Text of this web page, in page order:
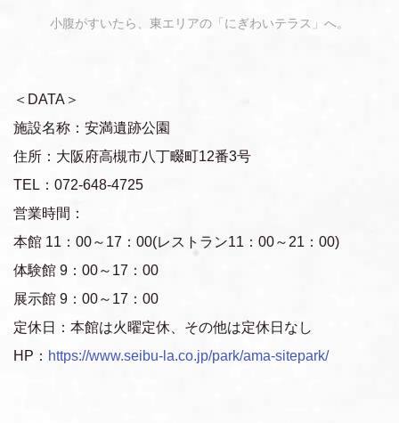
小腹がすいたら、東エリアの「にぎわいテラス」へ。
＜DATA＞
施設名称：安満遺跡公園
住所：大阪府高槻市八丁畷町12番3号
TEL：072-648-4725
営業時間：
本館 11：00～17：00(レストラン11：00～21：00)
体験館 9：00～17：00
展示館 9：00～17：00
定休日：本館は火曜定休、その他は定休日なし
HP： https://www.seibu-la.co.jp/park/ama-sitepark/